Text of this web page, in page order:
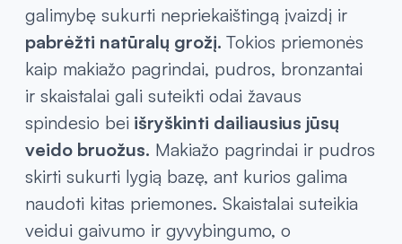
galimybę sukurti nepriekaištingą įvaizdį ir
pabrėžti natūralų grožį. Tokios priemonės
kaip makiažo pagrindai, pudros, bronzantai
ir skaistalai gali suteikti odai žavaus
spindesio bei išryškinti dailiausius jūsų
veido bruožus. Makiažo pagrindai ir pudros
skirti sukurti lygią bazę, ant kurios galima
naudoti kitas priemones. Skaistalai suteikia
veidui gaivumo ir gyvybingumo, o